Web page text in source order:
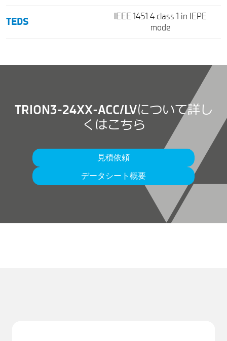
TEDS
IEEE 1451.4 class 1 in IEPE
mode
TRION3-24XX-ACC/LVについて詳し
くはこちら
見積依頼
データシート概要